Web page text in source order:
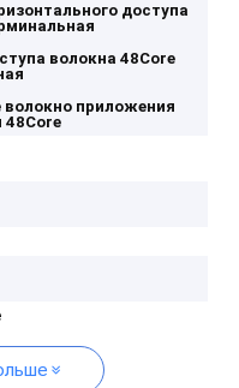
доступа
волокна 48Core
волокно приложения
48Core